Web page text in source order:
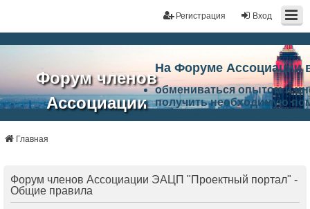
Вход
Регистрация
Форум членов
Ассоциации
портал"
На Форуме Ассоциации
обмениваться опытом и
получить необходимую
работа Форума
Ассоциации и успехам в
Ассоциации.
Главная
Форум членов Ассоциации ЭАЦП "Проектный портал" -
Общие правила